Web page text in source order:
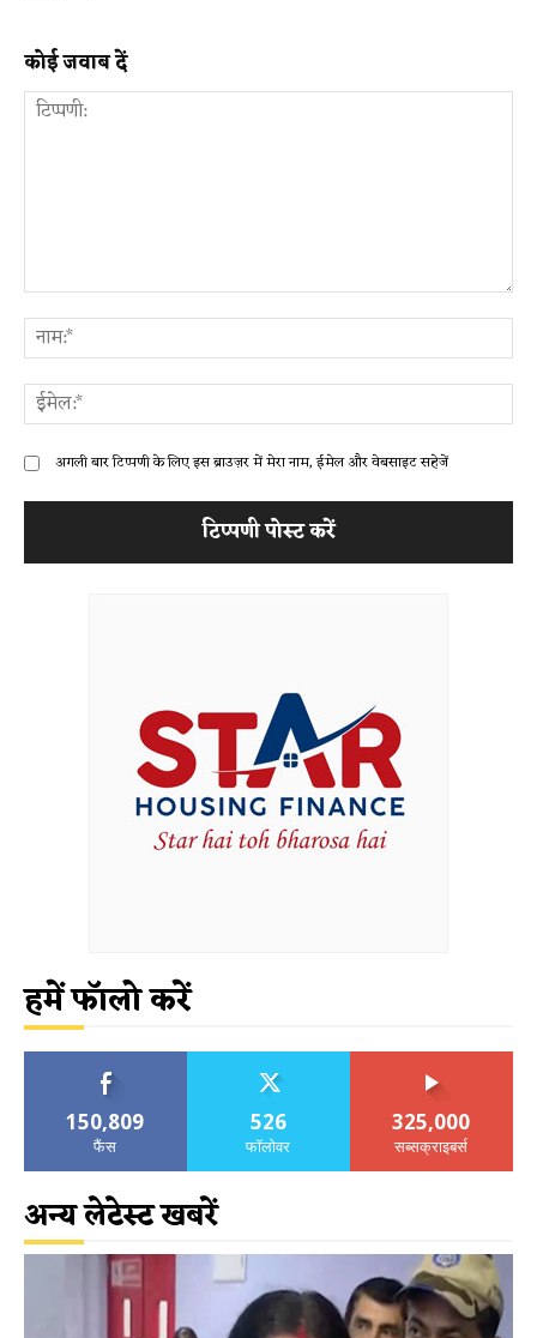
कोई जवाब दें
अगली बार टिप्पणी के लिए इस ब्राउज़र में मेरा नाम, ईमेल और वेबसाइट सहेजें
हमें फॉलो करें
150,809
फैंस
526
फॉलोवर
325,000
सब्सक्राइबर्स
अन्य लेटेस्ट खबरें